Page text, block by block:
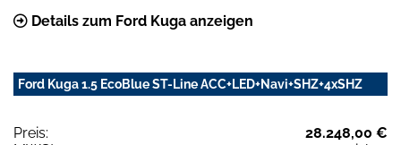
Details zum Ford Kuga anzeigen
Ford Kuga 1.5 EcoBlue ST-Line ACC+LED+Navi+SHZ+4xSHZ
Preis:
28.248,00 €